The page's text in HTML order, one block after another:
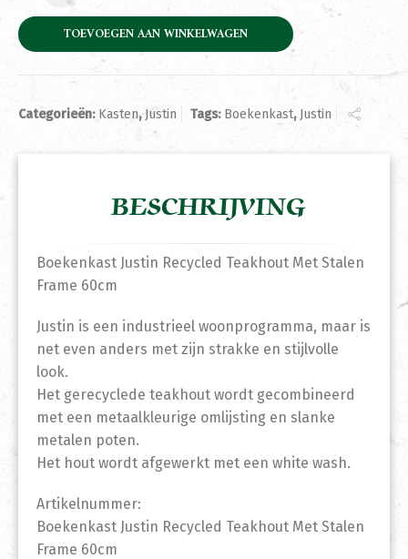
TOEVOEGEN AAN WINKELWAGEN
Categorieën: Kasten, Justin Tags: Boekenkast, Justin
BESCHRIJVING
Boekenkast Justin Recycled Teakhout Met Stalen
Frame 60cm
Justin is een industrieel woonprogramma, maar is
net even anders met zijn strakke en stijlvolle
look.
Het gerecyclede teakhout wordt gecombineerd
met een metaalkleurige omlijsting en slanke
metalen poten.
Het hout wordt afgewerkt met een white wash.
Artikelnummer:
Boekenkast Justin Recycled Teakhout Met Stalen
Frame 60cm